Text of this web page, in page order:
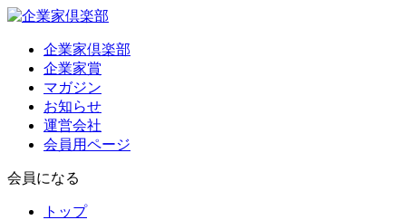
企業家倶楽部
企業家賞
マガジン
お知らせ
運営会社
会員用ページ
会員になる
トップ